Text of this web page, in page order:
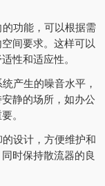
功能，可以根据需
间要求。这样可以
性和适应性。
产生的噪音水平，
静的场所，如办公
。
设计，方便维护和
时保持散流器的良